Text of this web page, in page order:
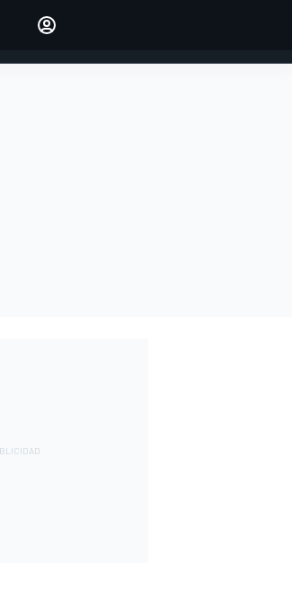
INICIAR SESIÓN